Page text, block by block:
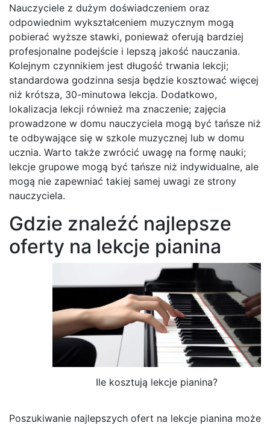
Nauczyciele z dużym doświadczeniem oraz
odpowiednim wykształceniem muzycznym mogą
pobierać wyższe stawki, ponieważ oferują bardziej
profesjonalne podejście i lepszą jakość nauczania.
Kolejnym czynnikiem jest długość trwania lekcji;
standardowa godzinna sesja będzie kosztować więcej
niż krótsza, 30-minutowa lekcja. Dodatkowo,
lokalizacja lekcji również ma znaczenie; zajęcia
prowadzone w domu nauczyciela mogą być tańsze niż
te odbywające się w szkole muzycznej lub w domu
ucznia. Warto także zwrócić uwagę na formę nauki;
lekcje grupowe mogą być tańsze niż indywidualne, ale
mogą nie zapewniać takiej samej uwagi ze strony
nauczyciela.
Gdzie znaleźć najlepsze
oferty na lekcje pianina
Ile kosztują lekcje pianina?
Poszukiwanie najlepszych ofert na lekcje pianina może